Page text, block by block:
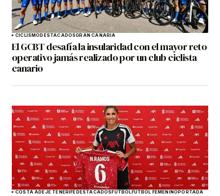
CICLISMODESTACADOSGRAN CANARIA
El GCBT desafía la insularidad con el mayor reto
operativo jamás realizado por un club ciclista
canario
COSTA ADEJE TENERIFEDESTACADOSFÚTBOLFÚTBOL FEMENINOPORTADA